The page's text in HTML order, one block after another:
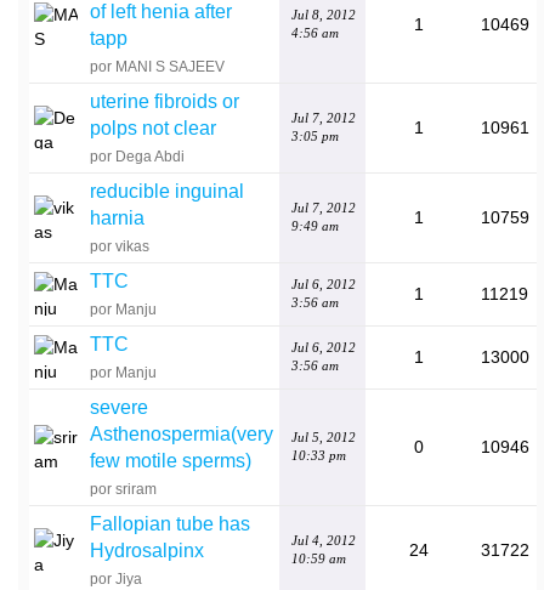
of left henia after
tapp
por MANI S SAJEEV
Jul 8, 2012
4:56 am
1 10469
uterine fibroids or
polps not clear
por Dega Abdi
Jul 7, 2012
3:05 pm
1 10961
reducible inguinal
harnia
por vikas
Jul 7, 2012
9:49 am
1 10759
TTC
por Manju
Jul 6, 2012
3:56 am
1 11219
TTC
por Manju
Jul 6, 2012
3:56 am
1 13000
severe
Asthenospermia(very
few motile sperms)
por sriram
Jul 5, 2012
10:33 pm
0 10946
Fallopian tube has
Hydrosalpinx
por Jiya
Jul 4, 2012
10:59 am
24 31722